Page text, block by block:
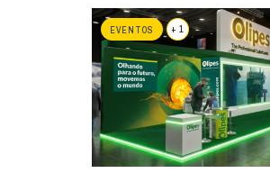
EVENTOS + 1